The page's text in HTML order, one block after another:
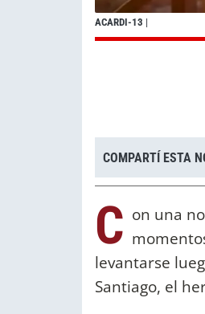
ACARDI-13 |
COMPARTÍ ESTA
C on una
levantarse
Santiago, el